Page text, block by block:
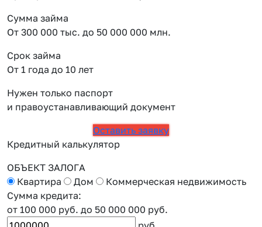
Сумма займа
От 300 000 тыс. до 50 000 000 млн.
Срок займа
От 1 года до 10 лет
Нужен только паспорт
и правоустанавливающий документ
Оставить заявку
Кредитный калькулятор
ОБЪЕКТ ЗАЛОГА
Квартира
Дом
Коммерческая недвижимость
Сумма кредита:
от 100 000 руб. до 50 000 000 руб.